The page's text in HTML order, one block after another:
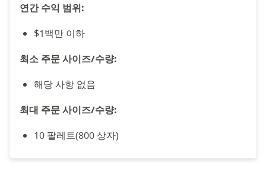
연간 수익 범위:
$1백만 이하
최소 주문 사이즈/수량:
해당 사항 없음
최대 주문 사이즈/수량:
10 팔레트(800 상자)